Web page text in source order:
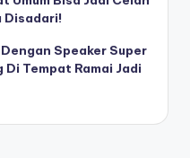
Disadari!
Speaker Super
Tempat Ramai Jadi